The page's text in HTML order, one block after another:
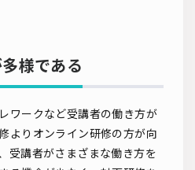
様である
ワークなど受講者の働き方が
よりオンライン研修の方が向
受講者がさまざまな働き方を